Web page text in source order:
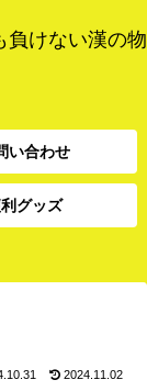
けない漢の物
い合わせ
グッズ
2024.11.02